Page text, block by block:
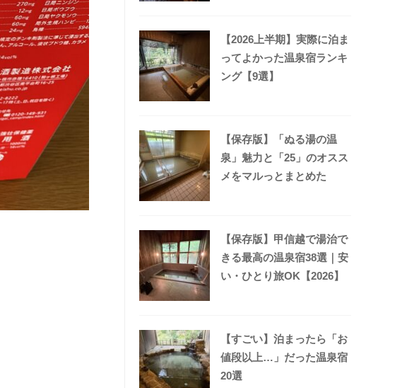
【2026上半期】実際に泊ま
ってよかった温泉宿ランキ
ング【9選】
【保存版】「ぬる湯の温
泉」魅力と「25」のオスス
メをマルっとまとめた
【保存版】甲信越で湯治で
きる最高の温泉宿38選｜安
い・ひとり旅OK【2026】
【すごい】泊まったら「お
値段以上…」だった温泉宿
20選